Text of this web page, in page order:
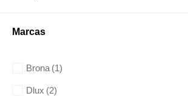
Marcas
Brona (1)
Dlux (2)